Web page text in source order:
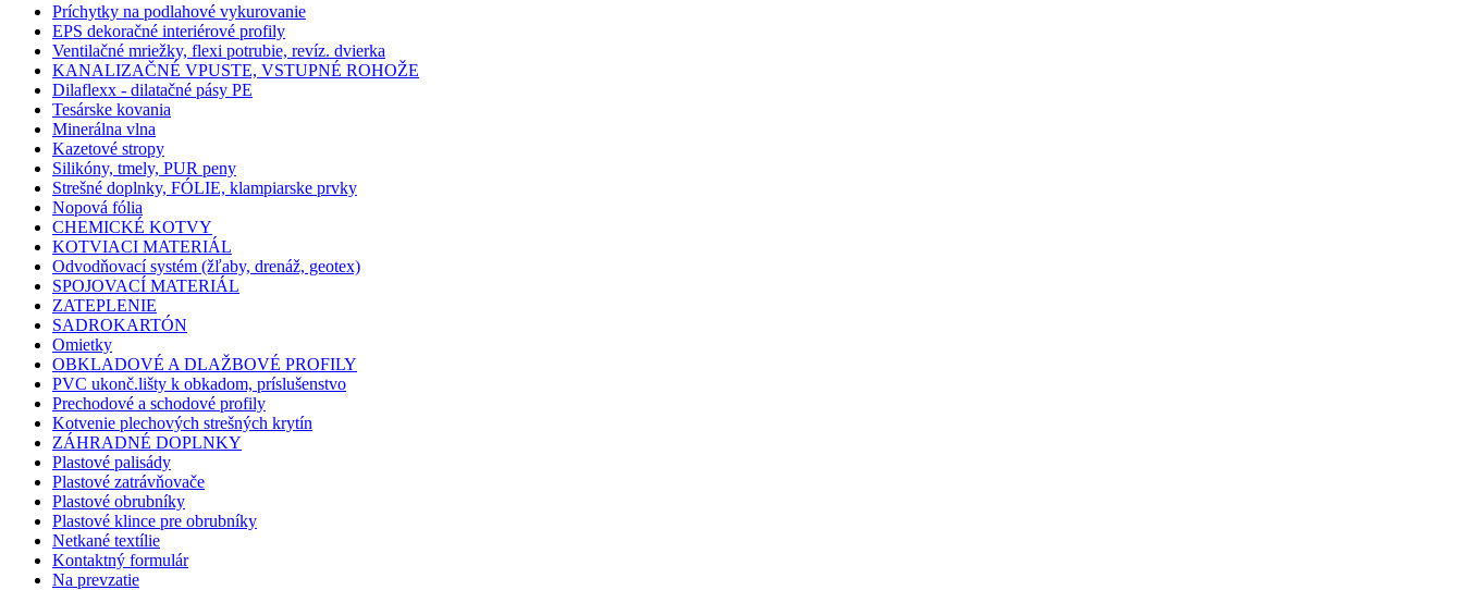
Príchytky na podlahové vykurovanie
EPS dekoračné interiérové profily
Ventilačné mriežky, flexi potrubie, revíz. dvierka
KANALIZAČNÉ VPUSTE, VSTUPNÉ ROHOŽE
Dilaflexx - dilatačné pásy PE
Tesárske kovania
Minerálna vlna
Kazetové stropy
Silikóny, tmely, PUR peny
Strešné doplnky, FÓLIE, klampiarske prvky
Nopová fólia
CHEMICKÉ KOTVY
KOTVIACI MATERIÁL
Odvodňovací systém (žľaby, drenáž, geotex)
SPOJOVACÍ MATERIÁL
ZATEPLENIE
SADROKARTÓN
Omietky
OBKLADOVÉ A DLAŽBOVÉ PROFILY
PVC ukonč.lišty k obkadom, príslušenstvo
Prechodové a schodové profily
Kotvenie plechových strešných krytín
ZÁHRADNÉ DOPLNKY
Plastové palisády
Plastové zatrávňovače
Plastové obrubníky
Plastové klince pre obrubníky
Netkané textílie
Kontaktný formulár
Na prevzatie